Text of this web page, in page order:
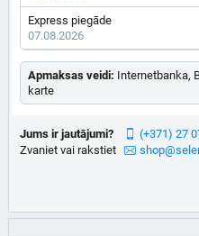
Express piegāde
07.08.2026
Apmaksas veidi: Internetbanka,
karte
Jums ir jautājumi?
Zvaniet vai rakstiet
(+371) 27